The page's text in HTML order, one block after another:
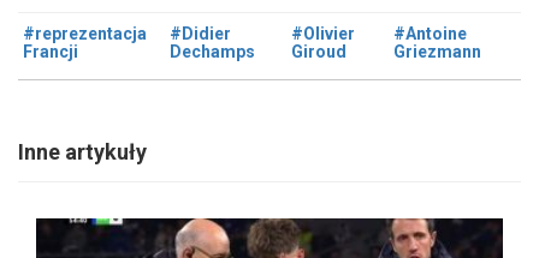
#reprezentacja
Francji
#Didier
Dechamps
#Olivier
Giroud
#Antoine
Griezmann
Inne artykuły